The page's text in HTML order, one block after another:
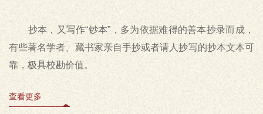
抄本，又写作“钞本”，多为依据难得的善本抄录而成，
有些著名学者、藏书家亲自手抄或者请人抄写的抄本文本可
靠，极具校勘价值。
查看更多